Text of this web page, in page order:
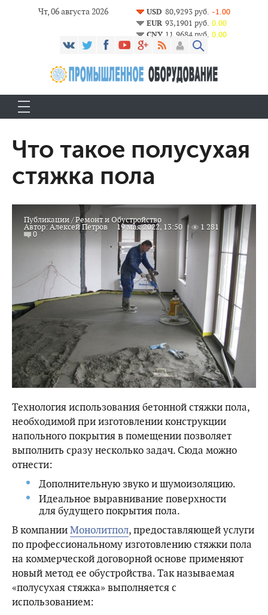
Чт, 06 августа 2026 USD 80,9293 руб. -1.00
EUR 93,1901 руб. 0.00
CNY 11,9684 руб. 0.00
Что такое полусухая
стяжка пола
Публикации/Ремонт и Обустройство
Автор:Алексей Петров 19 мая 2022, 13:50 1 281
0
Технология использования бетонной стяжки пола,
необходимой при изготовлении конструкции
напольного покрытия в помещении позволяет
выполнить сразу несколько задач. Сюда можно
отнести:
Дополнительную звуко и шумоизоляцию.
Идеальное выравнивание поверхности
для будущего покрытия пола.
В компанииМонолитпол, предоставляющей услуги
по профессиональному изготовлению стяжки пола
на коммерческой договорной основе применяют
новый метод ее обустройства. Так называемая
«полусухая стяжка» выполняется с
использованием: